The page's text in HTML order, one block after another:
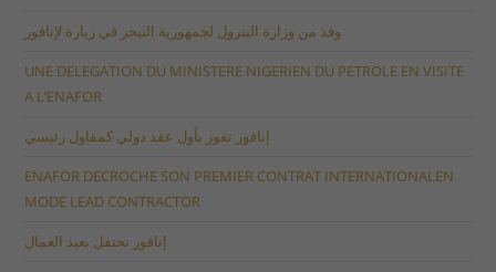
وفد من وزارة البترول لجمهورية النيجر في زيارة لإنافور
UNE DELEGATION DU MINISTERE NIGERIEN DU PETROLE EN VISITE
A L’ENAFOR
إنافور تفوز بأول عقد دولي كمقاول رئيسي
ENAFOR DECROCHE SON PREMIER CONTRAT INTERNATIONALEN
MODE LEAD CONTRACTOR
إنافور تحتفل بعيد العمال